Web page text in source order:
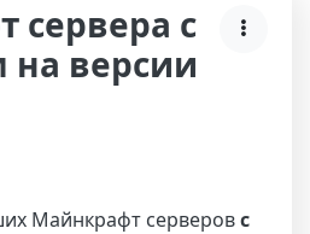
сервера с
на версии
Майнкрафт серверовс